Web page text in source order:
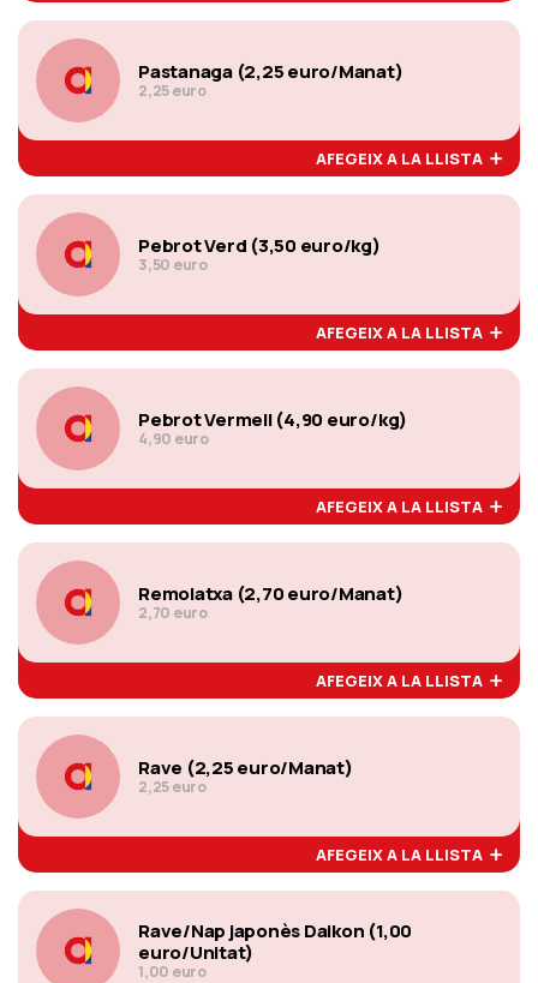
Pastanaga (2,25 euro/Manat)
2,25 euro
AFEGEIX A LA LLISTA
Pebrot Verd (3,50 euro/kg)
3,50 euro
AFEGEIX A LA LLISTA
Pebrot Vermell (4,90 euro/kg)
4,90 euro
AFEGEIX A LA LLISTA
Remolatxa (2,70 euro/Manat)
2,70 euro
AFEGEIX A LA LLISTA
Rave (2,25 euro/Manat)
2,25 euro
AFEGEIX A LA LLISTA
Rave/Nap japonès Daikon (1,00
euro/Unitat)
1,00 euro